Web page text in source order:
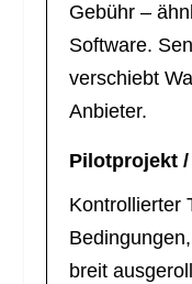
Gebühr –
Software.
verschiebt
Anbieter.
Pilotprojekt
Kontrollierter
breit